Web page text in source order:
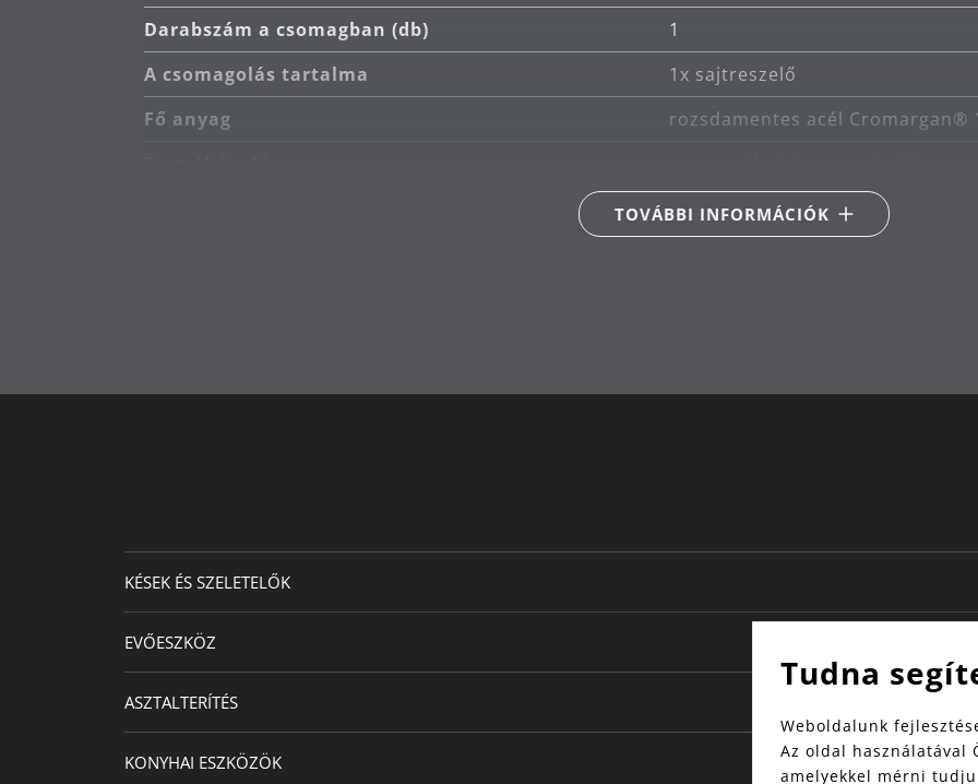
Darabszám a csomagban (db)
1
A csomagolás tartalma
1x sajtreszelő
Fő anyag
rozsdamentes acél Cromargan®
25
TOVÁBBI INFORMÁCIÓK
KÉSEK ÉS SZELETELŐK
EVŐESZKÖZ
ASZTALTERÍTÉS
KONYHAI ESZKÖZÖK
Tudna
Weboldalunk
Az oldal használatával
amelyekkel mérni